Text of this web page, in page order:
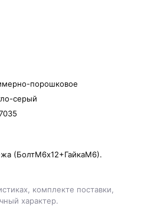
порошковое
серый
(БолтМ6х12+ГайкаМ6).
комплекте поставки,
характер.